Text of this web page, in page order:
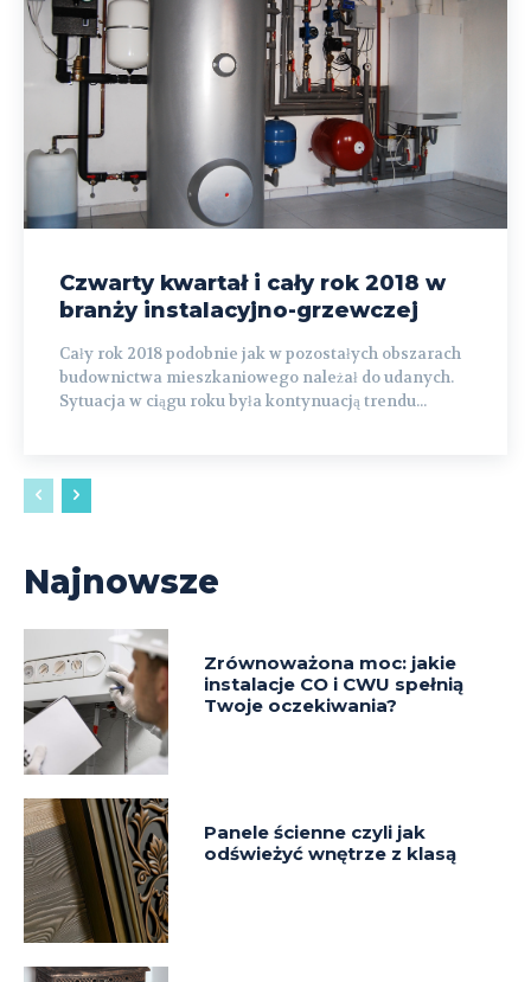
Czwarty kwartał i cały rok 2018 w
branży instalacyjno-grzewczej
Cały rok 2018 podobnie jak w pozostałych obszarach
budownictwa mieszkaniowego należał do udanych.
Sytuacja w ciągu roku była kontynuacją trendu...
Najnowsze
Zrównoważona moc: jakie
instalacje CO i CWU spełnią
Twoje oczekiwania?
Panele ścienne czyli jak
odświeżyć wnętrze z klasą